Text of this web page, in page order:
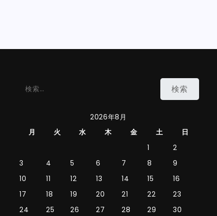
2026年8月
月
火 水 木 金 土
日
1
2
3
4 5 6 7 8
9
10
11 12 13 14 15
16
17
18 19 20 21 22
23
24
25 26 27 28 29
30